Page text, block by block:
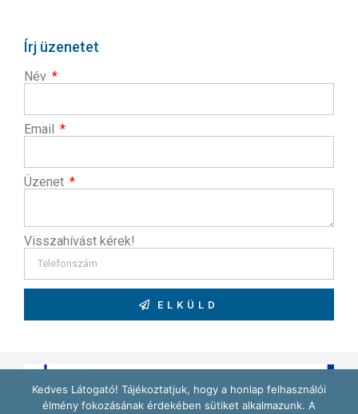
Írj üzenetet
Név
Email
Üzenet
Visszahívást kérek!
ELKÜLD
Kedves Látogató! Tájékoztatjuk, hogy a honlap felhasználói
élmény fokozásának érdekében sütiket alkalmazunk. A